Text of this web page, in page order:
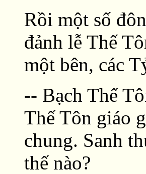
Rồi một số
đảnh lễ Thế
một bên, các
-- Bạch Thế
Thế Tôn giáo
chung. Sanh
thế nào?